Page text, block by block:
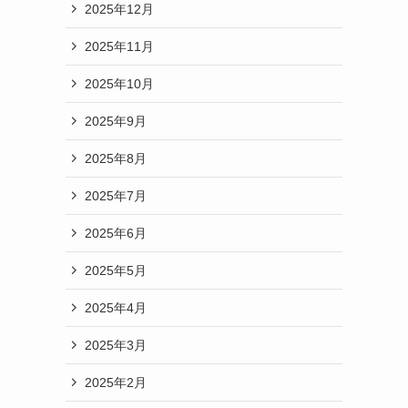
2025年12月
2025年11月
2025年10月
2025年9月
2025年8月
2025年7月
2025年6月
2025年5月
2025年4月
2025年3月
2025年2月